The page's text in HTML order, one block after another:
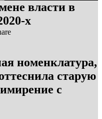
власти в
х
номенклатура,
старую
с